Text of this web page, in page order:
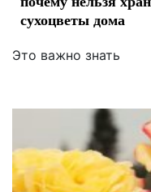
сухоцветы дома
Это важно знать